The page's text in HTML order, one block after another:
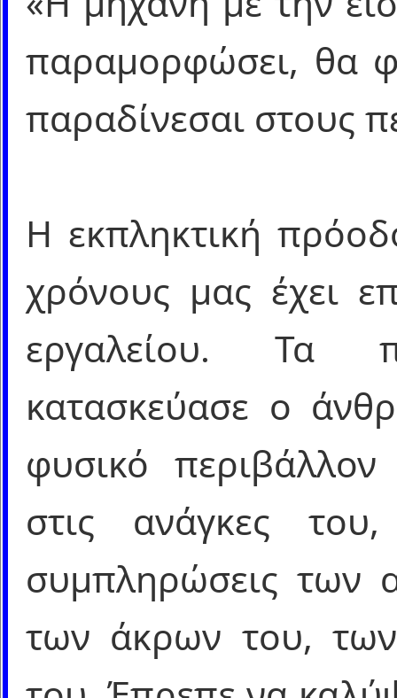
παραμορφώσει, θα
παραδίνεσαι στους
Η εκπληκτική
χρόνους μας έχει
εργαλείου. Τα
κατασκεύασε ο
φυσικό
στις ανάγκες
συμπληρώσεις των
των άκρων του,